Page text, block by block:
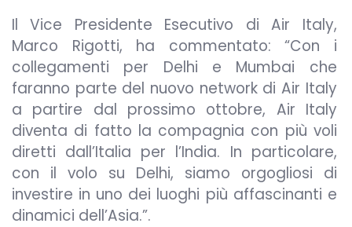
Il Vice Presidente Esecutivo di Air Italy,
Marco Rigotti, ha commentato: “Con i
collegamenti per Delhi e Mumbai che
faranno parte del nuovo network di Air Italy
a partire dal prossimo ottobre, Air Italy
diventa di fatto la compagnia con più voli
diretti dall’Italia per l’India. In particolare,
con il volo su Delhi, siamo orgogliosi di
investire in uno dei luoghi più affascinanti e
dinamici dell’Asia.”.